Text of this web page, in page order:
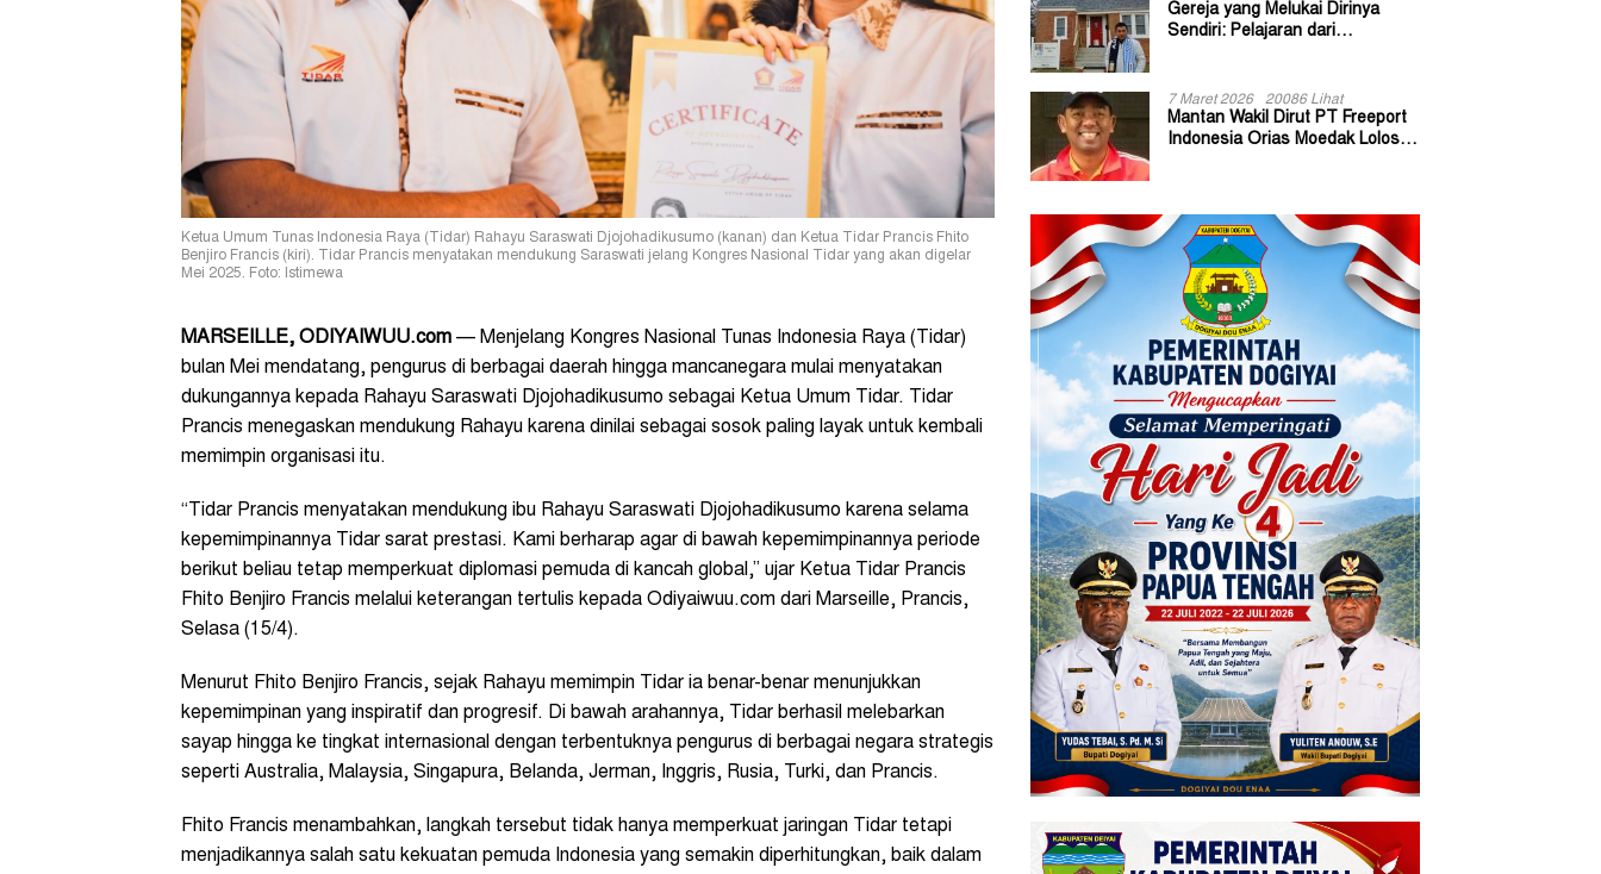
Ketua Umum Tunas Indonesia Raya (Tidar) Rahayu Saraswati Djojohadikusumo (kanan) dan Ketua Tidar Prancis Fhito
Benjiro Francis (kiri). Tidar Prancis menyatakan mendukung Saraswati jelang Kongres Nasional Tidar yang akan digelar
Mei 2025. Foto: Istimewa
MARSEILLE, ODIYAIWUU.com — Menjelang Kongres Nasional Tunas Indonesia Raya (Tidar)
bulan Mei mendatang, pengurus di berbagai daerah hingga mancanegara mulai menyatakan
dukungannya kepada Rahayu Saraswati Djojohadikusumo sebagai Ketua Umum Tidar. Tidar
Prancis menegaskan mendukung Rahayu karena dinilai sebagai sosok paling layak untuk kembali
memimpin organisasi itu.
“Tidar Prancis menyatakan mendukung ibu Rahayu Saraswati Djojohadikusumo karena selama
kepemimpinannya Tidar sarat prestasi. Kami berharap agar di bawah kepemimpinannya periode
berikut beliau tetap memperkuat diplomasi pemuda di kancah global,” ujar Ketua Tidar Prancis
Fhito Benjiro Francis melalui keterangan tertulis kepada Odiyaiwuu.com dari Marseille, Prancis,
Selasa (15/4).
Menurut Fhito Benjiro Francis, sejak Rahayu memimpin Tidar ia benar-benar menunjukkan
kepemimpinan yang inspiratif dan progresif. Di bawah arahannya, Tidar berhasil melebarkan
sayap hingga ke tingkat internasional dengan terbentuknya pengurus di berbagai negara strategis
seperti Australia, Malaysia, Singapura, Belanda, Jerman, Inggris, Rusia, Turki, dan Prancis.
Fhito Francis menambahkan, langkah tersebut tidak hanya memperkuat jaringan Tidar tetapi
menjadikannya salah satu kekuatan pemuda Indonesia yang semakin diperhitungkan, baik dalam
Gereja yang Melukai Dirinya
Sendiri: Pelajaran dari
7 Maret 2026 20086 Lihat
Mantan Wakil Dirut PT Freeport
Indonesia Orias Moedak Lolos